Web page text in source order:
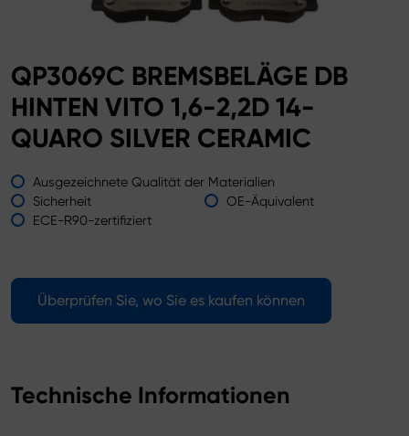
QP3069C BREMSBELÄGE DB
HINTEN VITO 1,6-2,2D 14-
QUARO SILVER CERAMIC
Ausgezeichnete Qualität der Materialien
Sicherheit
OE-Äquivalent
ECE-R90-zertifiziert
Überprüfen Sie, wo Sie es kaufen können
Technische Informationen